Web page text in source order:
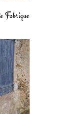
Fabrique